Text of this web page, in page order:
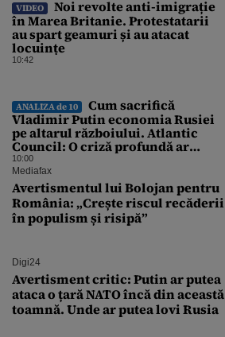
VIDEO
Noi revolte anti-imigrație
în Marea Britanie. Protestatarii
au spart geamuri și au atacat
locuințe
10:42
ANALIZA de 10
Cum sacrifică
Vladimir Putin economia Rusiei
pe altarul războiului. Atlantic
Council: O criză profundă ar
putea forța Kremlinul să apeleze
la ultimele resurse ale Băncii
Centrale
10:00
Mediafax
Avertismentul lui Bolojan pentru
România: „Crește riscul recăderii
în populism și risipă”
Digi24
Avertisment critic: Putin ar putea
ataca o țară NATO încă din această
toamnă. Unde ar putea lovi Rusia